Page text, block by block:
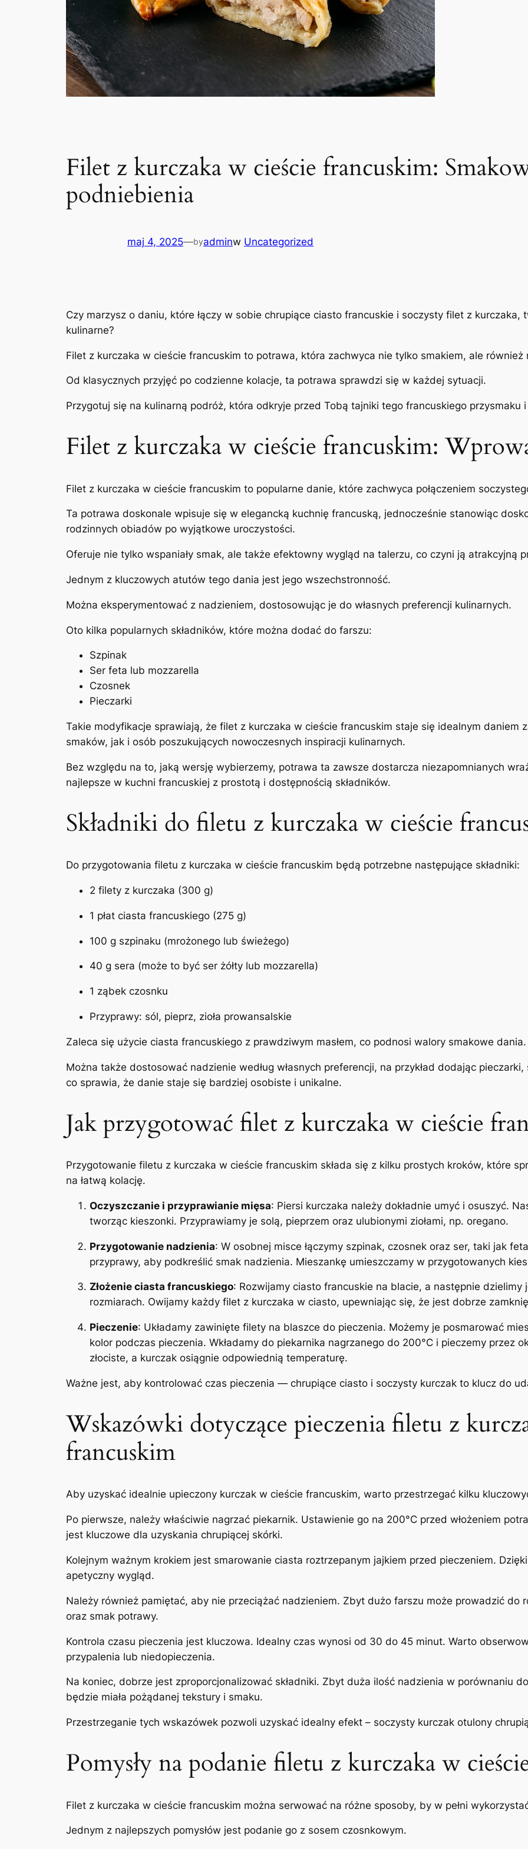
Filet z kurczaka w cieście francuskim:
podniebienia
maj 4, 2025—byadminw Uncategorized
Czy marzysz o daniu, które łączy w sobie chrupiące ciasto francuskie i soczysty filet z kurczaka,
kulinarne?
Filet z kurczaka w cieście francuskim to potrawa, która zachwyca nie tylko smakiem, ale
Od klasycznych przyjęć po codzienne kolacje, ta potrawa sprawdzi się w każdej sytuacji.
Przygotuj się na kulinarną podróż, która odkryje przed Tobą tajniki tego francuskiego
Filet z kurczaka w cieście francuskim:
Filet z kurczaka w cieście francuskim to popularne danie, które zachwyca połączeniem
Ta potrawa doskonale wpisuje się w elegancką kuchnię francuską, jednocześnie stanowiąc
rodzinnych obiadów po wyjątkowe uroczystości.
Oferuje nie tylko wspaniały smak, ale także efektowny wygląd na talerzu, co czyni ją atrakcyjną
Jednym z kluczowych atutów tego dania jest jego wszechstronność.
Można eksperymentować z nadzieniem, dostosowując je do własnych preferencji kulinarnych.
Oto kilka popularnych składników, które można dodać do farszu:
Szpinak
Ser feta lub mozzarella
Czosnek
Pieczarki
Takie modyfikacje sprawiają, że filet z kurczaka w cieście francuskim staje się idealnym daniem
smaków, jak i osób poszukujących nowoczesnych inspiracji kulinarnych.
Bez względu na to, jaką wersję wybierzemy, potrawa ta zawsze dostarcza niezapomnianych
najlepsze w kuchni francuskiej z prostotą i dostępnością składników.
Składniki do filetu z kurczaka w cieście
Do przygotowania filetu z kurczaka w cieście francuskim będą potrzebne następujące składniki:
2 filety z kurczaka (300 g)
1 płat ciasta francuskiego (275 g)
100 g szpinaku (mrożonego lub świeżego)
40 g sera (może to być ser żółty lub mozzarella)
1 ząbek czosnku
Przyprawy: sól, pieprz, zioła prowansalskie
Zaleca się użycie ciasta francuskiego z prawdziwym masłem, co podnosi walory smakowe dania.
Można także dostosować nadzienie według własnych preferencji, na przykład dodając
co sprawia, że danie staje się bardziej osobiste i unikalne.
Jak przygotować filet z kurczaka w cieście
Przygotowanie filetu z kurczaka w cieście francuskim składa się z kilku prostych kroków, które
na łatwą kolację.
Oczyszczanie i przyprawianie mięsa: Piersi kurczaka należy dokładnie umyć i osuszyć.
tworząc kieszonki. Przyprawiamy je solą, pieprzem oraz ulubionymi ziołami, np. oregano.
Przygotowanie nadzienia: W osobnej misce łączymy szpinak, czosnek oraz ser, taki jak
przyprawy, aby podkreślić smak nadzienia. Mieszankę umieszczamy w przygotowanych
Złożenie ciasta francuskiego: Rozwijamy ciasto francuskie na blacie, a następnie
rozmiarach. Owijamy każdy filet z kurczaka w ciasto, upewniając się, że jest dobrze
Pieczenie: Układamy zawinięte filety na blaszce do pieczenia. Możemy je posmarować
kolor podczas pieczenia. Wkładamy do piekarnika nagrzanego do 200°C i pieczemy przez
złociste, a kurczak osiągnie odpowiednią temperaturę.
Ważne jest, aby kontrolować czas pieczenia — chrupiące ciasto i soczysty kurczak to klucz do
Wskazówki dotyczące pieczenia filetu z
francuskim
Aby uzyskać idealnie upieczony kurczak w cieście francuskim, warto przestrzegać kilku
Po pierwsze, należy właściwie nagrzać piekarnik. Ustawienie go na 200°C przed włożeniem
jest kluczowe dla uzyskania chrupiącej skórki.
Kolejnym ważnym krokiem jest smarowanie ciasta roztrzepanym jajkiem przed pieczeniem.
apetyczny wygląd.
Należy również pamiętać, aby nie przeciążać nadzieniem. Zbyt dużo farszu może prowadzić do
oraz smak potrawy.
Kontrola czasu pieczenia jest kluczowa. Idealny czas wynosi od 30 do 45 minut. Warto
przypalenia lub niedopieczenia.
Na koniec, dobrze jest zproporcjonalizować składniki. Zbyt duża ilość nadzienia w porównaniu
będzie miała pożądanej tekstury i smaku.
Przestrzeganie tych wskazówek pozwoli uzyskać idealny efekt – soczysty kurczak otulony
Pomysły na podanie filetu z kurczaka w
Filet z kurczaka w cieście francuskim można serwować na różne sposoby, by w pełni
Jednym z najlepszych pomysłów jest podanie go z sosem czosnkowym.